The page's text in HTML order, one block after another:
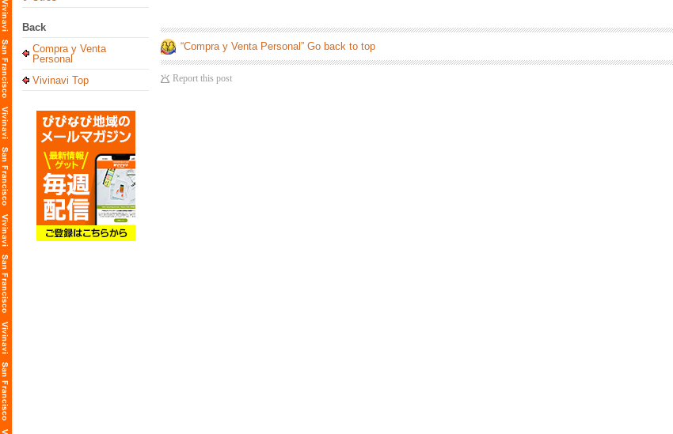
Back
Compra y Venta
Personal
Vivinavi Top
“Compra y Venta Personal” Go back to top
Report this post